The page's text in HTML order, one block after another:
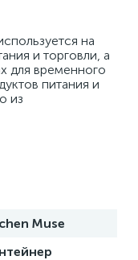
на
и торговли, а
для временного
питания и
из
Muse